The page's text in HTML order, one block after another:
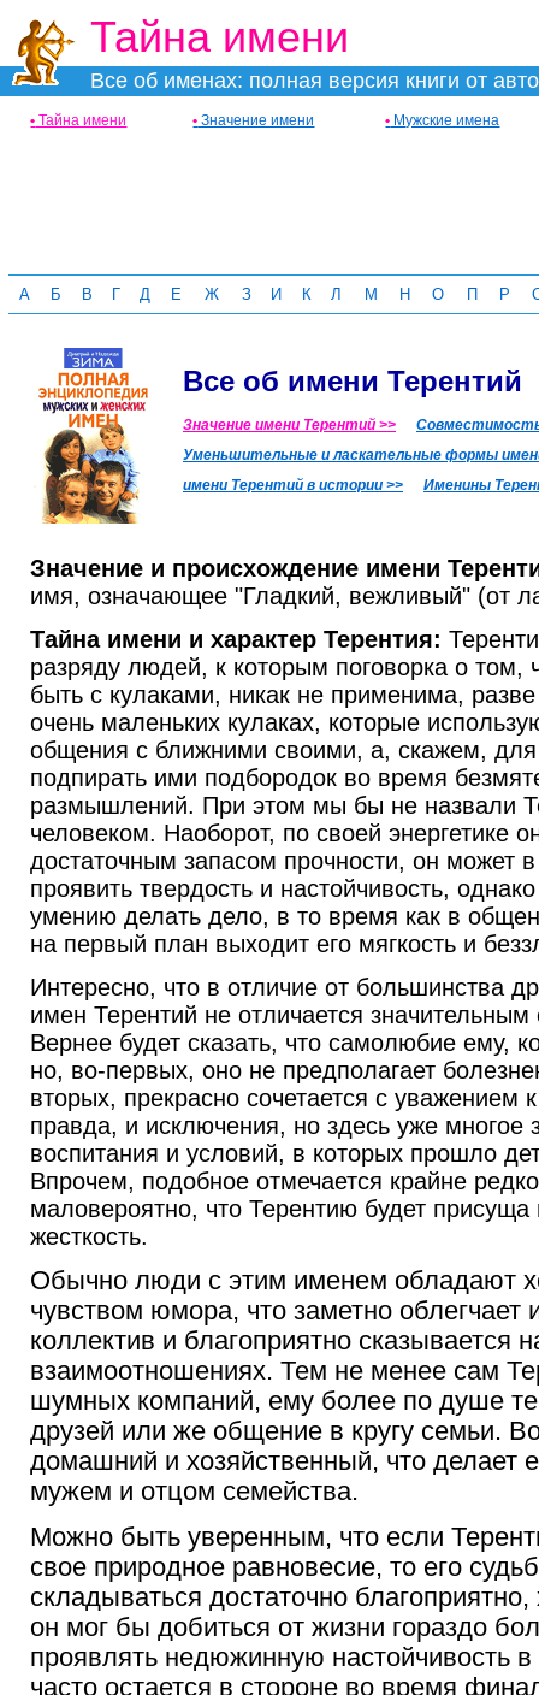
Тайна имени
Все об именах: полная версия книги от
• Тайна имени • Значение имени • Мужские имена
А Б В Г Д Е Ж З И К Л М Н О П Р
Все об имени Терентий
Значение имени Терентий >>
Уменьшительные и ласкательные формы
имени Терентий в истории >>
Именины
Значение и происхождение имени
имя, означающее "Гладкий, вежливый" (от
Тайна имени и характер Терентия:
разряду людей, к которым поговорка о том,
быть с кулаками, никак не применима, разве
очень маленьких кулаках, которые
общения с ближними своими, а, скажем, для
подпирать ими подбородок во время
размышлений. При этом мы бы не назвали
человеком. Наоборот, по своей энергетике
достаточным запасом прочности, он может
проявить твердость и настойчивость,
умению делать дело, в то время как в
на первый план выходит его мягкость и
Интересно, что в отличие от большинства
имен Терентий не отличается
Вернее будет сказать, что самолюбие ему,
но, во-первых, оно не предполагает
вторых, прекрасно сочетается с
правда, и исключения, но здесь уже многое
воспитания и условий, в которых прошло
Впрочем, подобное отмечается крайне
маловероятно, что Терентию будет
жесткость.
Обычно люди с этим именем обладают
чувством юмора, что заметно облегчает
коллектив и благоприятно сказывается
взаимоотношениях. Тем не менее сам
шумных компаний, ему более по душе
друзей или же общение в кругу семьи.
домашний и хозяйственный, что делает
мужем и отцом семейства.
Можно быть уверенным, что если
свое природное равновесие, то его
складываться достаточно благоприятно,
он мог бы добиться от жизни гораздо
проявлять недюжинную настойчивость в
часто остается в стороне во время